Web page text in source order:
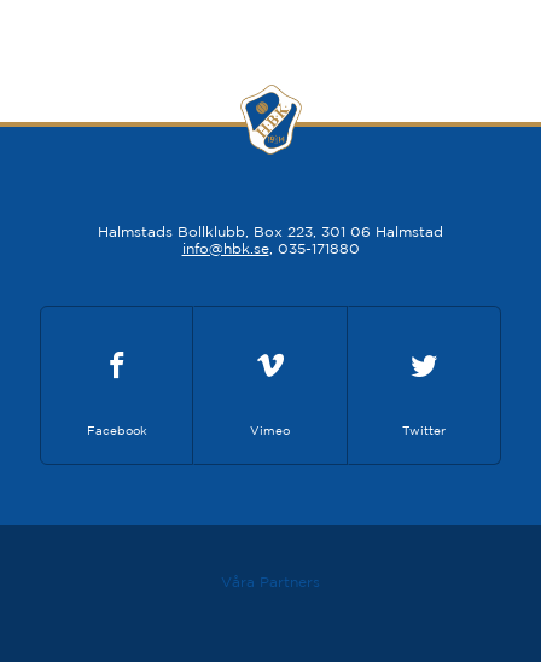
Halmstads Bollklubb, Box 223, 301 06 Halmstad
info@hbk.se, 035-171880
Facebook Vimeo Twitter
Våra Partners